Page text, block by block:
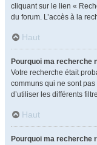
cliquant sur le lien «
du forum. L’accès à la
Haut
Pourquoi ma recherche
Votre recherche était
communs qui ne sont
d’utiliser les différents
Haut
Pourquoi ma recherche